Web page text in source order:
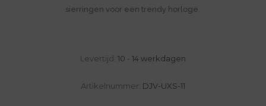
sierringen voor een trendy horloge.
Levertijd: 10 - 14 werkdagen
Artikelnummer: DJV-UXS-11